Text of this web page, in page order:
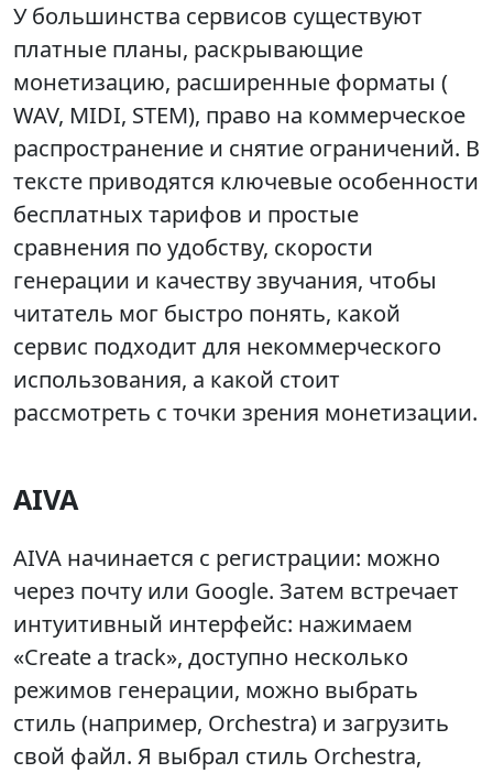
У большинства сервисов существуют
платные планы, раскрывающие
монетизацию, расширенные форматы (
WAV, MIDI, STEM), право на коммерческое
распространение и снятие ограничений. В
тексте приводятся ключевые особенности
бесплатных тарифов и простые
сравнения по удобству, скорости
генерации и качеству звучания, чтобы
читатель мог быстро понять, какой
сервис подходит для некоммерческого
использования, а какой стоит
рассмотреть с точки зрения монетизации.
AIVA
AIVA начинается с регистрации: можно
через почту или Google. Затем встречает
интуитивный интерфейс: нажимаем
«Create a track», доступно несколько
режимов генерации, можно выбрать
стиль (например, Orchestra) и загрузить
свой файл. Я выбрал стиль Orchestra,